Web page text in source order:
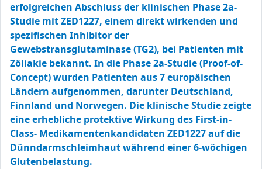
erfolgreichen Abschluss der klinischen Phase 2a-
Studie mit ZED1227, einem direkt wirkenden und
spezifischen Inhibitor der
Gewebstransglutaminase (TG2), bei Patienten mit
Zöliakie bekannt. In die Phase 2a-Studie (Proof-of-
Concept) wurden Patienten aus 7 europäischen
Ländern aufgenommen, darunter Deutschland,
Finnland und Norwegen. Die klinische Studie zeigte
eine erhebliche protektive Wirkung des First-in-
Class- Medikamentenkandidaten ZED1227 auf die
Dünndarmschleimhaut während einer 6-wöchigen
Glutenbelastung.